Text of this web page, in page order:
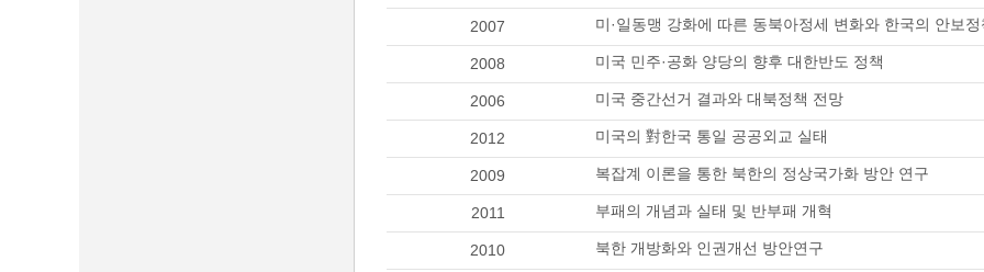
2007 미·일동맹 강화에 따른 동북아정세 변화와 한국의 안보
2008 미국 민주·공화 양당의 향후 대한반도 정책
2006 미국 중간선거 결과와 대북정책 전망
2012 미국의 對한국 통일 공공외교 실태
2009 복잡계 이론을 통한 북한의 정상국가화 방안 연구
2011 부패의 개념과 실태 및 반부패 개혁
2010 북한 개방화와 인권개선 방안연구